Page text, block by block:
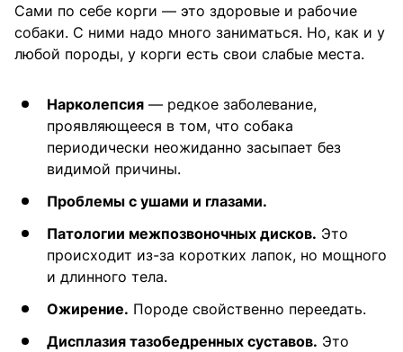
Сами по себе корги — это здоровые и рабочие
собаки. С ними надо много заниматься. Но, как и у
любой породы, у корги есть свои слабые места.
Нарколепсия — редкое заболевание,
проявляющееся в том, что собака
периодически неожиданно засыпает без
видимой причины.
Проблемы с ушами и глазами.
Патологии межпозвоночных дисков. Это
происходит из-за коротких лапок, но мощного
и длинного тела.
Ожирение. Породе свойственно переедать.
Дисплазия тазобедренных суставов. Это